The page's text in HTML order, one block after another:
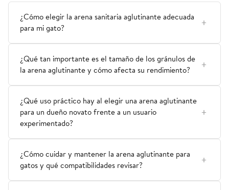
¿Cómo elegir la arena sanitaria aglutinante adecuada
para mi gato?
¿Qué tan importante es el tamaño de los gránulos de
la arena aglutinante y cómo afecta su rendimiento?
¿Qué uso práctico hay al elegir una arena aglutinante
para un dueño novato frente a un usuario
experimentado?
¿Cómo cuidar y mantener la arena aglutinante para
gatos y qué compatibilidades revisar?